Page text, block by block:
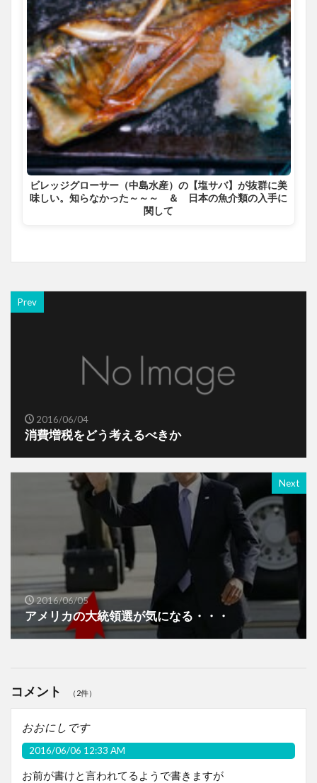
ビレッジグローサー（中島水産）の【塩サバ】が抜群に美
味しい。知らなかった～～～ ＆ 日本の魚介類の入手に
関して
Prev
2016/06/04
消費増税をどう考えるべきか
Next
2016/06/05
アメリカの大統領選が気になる・・・
コメント （2件）
おおにしです
2016/06/06 12:33 AM
お前が書けと言われてるようで書きますが